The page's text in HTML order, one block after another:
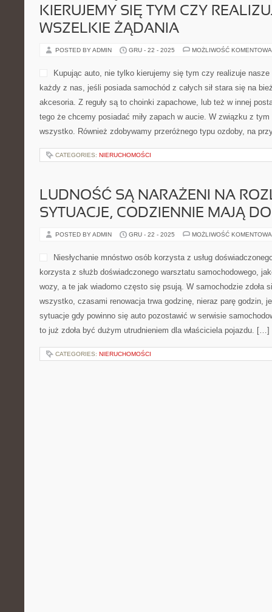
KIERUJEMY SIĘ TYM CZY
WSZELKIE ŻĄDANIA
POSTED BY ADMIN GRU - 22 - 2025 MOŻLIWOŚĆ
Kupując auto, nie tylko kierujemy się tym czy realizuje
każdy z nas, jeśli posiada samochód z całych sił stara się na
akcesoria. Z reguły są to choinki zapachowe, lub też w innej
tego że chcemy posiadać miły zapach w aucie. W związku z
wszystko. Również zdobywamy przeróżnego typu ozdoby, na
CATEGORIES: NIERUCHOMOŚCI
LUDNOŚĆ SĄ NARAŻENI NA
SYTUACJE, CODZIENNIE MAJĄ
POSTED BY ADMIN GRU - 22 - 2025 MOŻLIWOŚĆ
Niesłychanie mnóstwo osób korzysta z usług
korzysta z służb doświadczonego warsztatu samochodowego,
wozy, a te jak wiadomo często się psują. W samochodzie zdoła
wszystko, czasami renowacja trwa godzinę, nieraz parę godzin,
sytuacje gdy powinno się auto pozostawić w serwisie
to już zdoła być dużym utrudnieniem dla właściciela pojazdu. […]
CATEGORIES: NIERUCHOMOŚCI